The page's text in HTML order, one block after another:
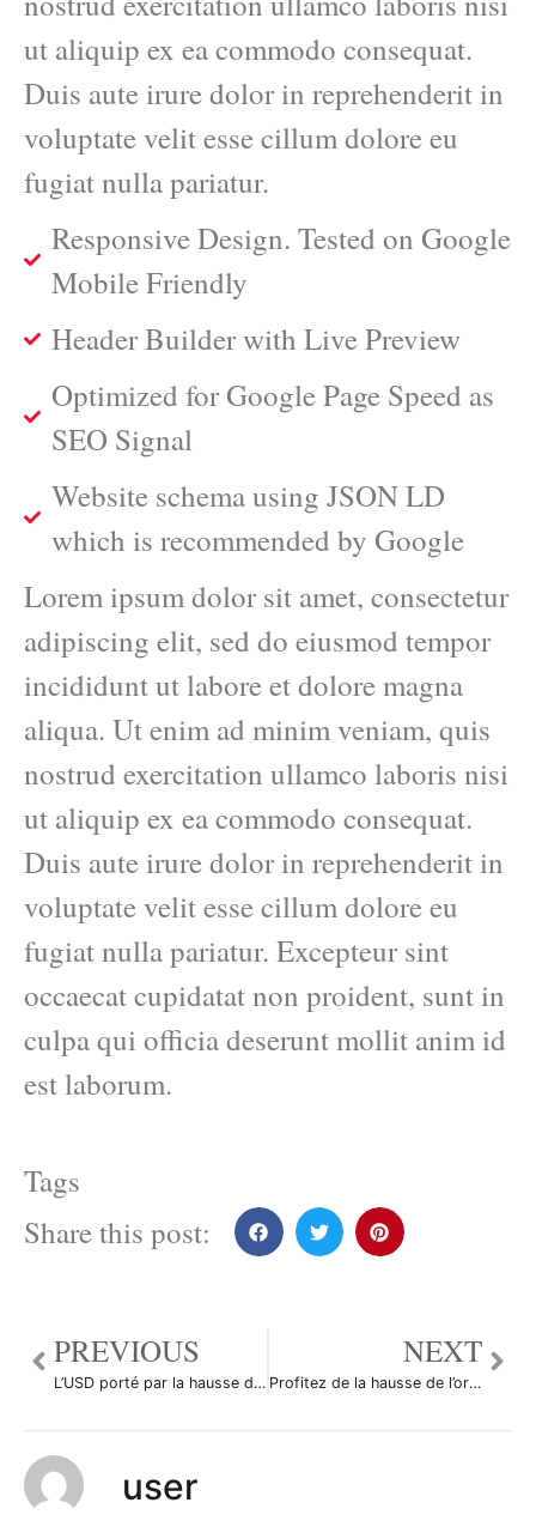
ut aliquip ex ea commodo consequat.
Duis aute irure dolor in reprehenderit in
voluptate velit esse cillum dolore eu
fugiat nulla pariatur.
Responsive Design. Tested on Google
Mobile Friendly
Header Builder with Live Preview
Optimized for Google Page Speed as
SEO Signal
Website schema using JSON LD
which is recommended by Google
Lorem ipsum dolor sit amet, consectetur
adipiscing elit, sed do eiusmod tempor
incididunt ut labore et dolore magna
aliqua. Ut enim ad minim veniam, quis
nostrud exercitation ullamco laboris nisi
ut aliquip ex ea commodo consequat.
Duis aute irure dolor in reprehenderit in
voluptate velit esse cillum dolore eu
fugiat nulla pariatur. Excepteur sint
occaecat cupidatat non proident, sunt in
culpa qui officia deserunt mollit anim id
est laborum.
Tags
Share this post:
PREVIOUS
L’USD porté par la hausse du rendement des obligations américaines
NEXT
Profitez de la hausse de l’or avec Forexyard!
user